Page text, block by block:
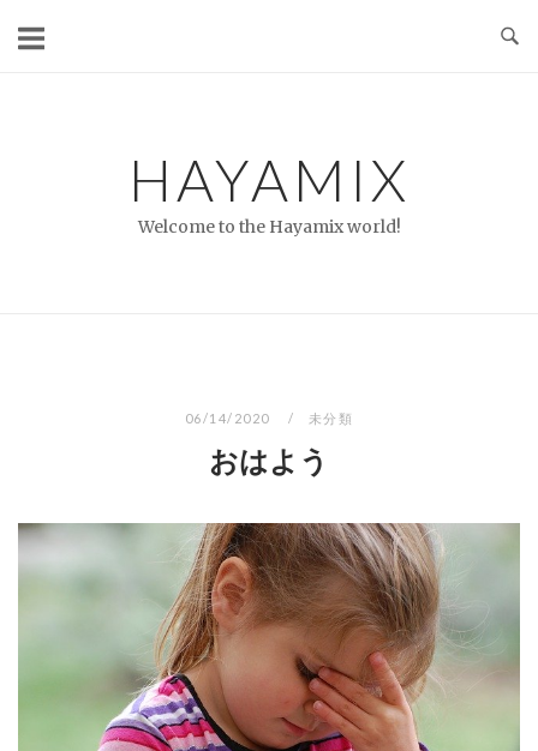
HAYAMIX
Welcome to the Hayamix world!
06/14/2020 未分類
おはよう